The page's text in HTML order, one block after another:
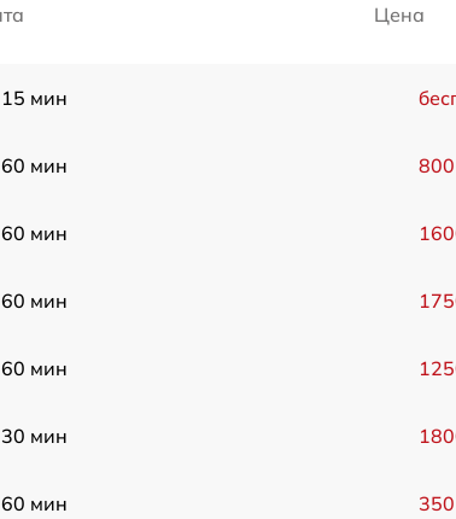
Цена
15 мин
60 мин
60 мин
60 мин
60 мин
30 мин
60 мин